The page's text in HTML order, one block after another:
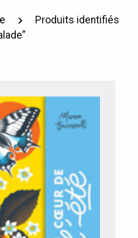
Produits identifiés